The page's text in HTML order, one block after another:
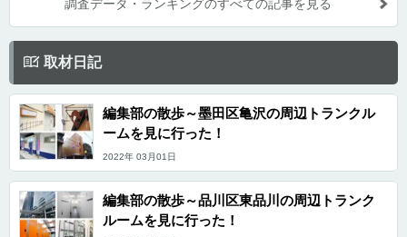
調査データ・ランキングのすべての記事を見る
取材日記
編集部の散歩～墨田区亀沢の周辺トランクル
ームを見に行った！
2022年 03月01日
編集部の散歩～品川区東品川の周辺トランク
ルームを見に行った！